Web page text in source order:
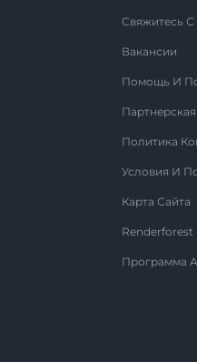
Свяжитесь
Вакансии
Помощь И
Политика
Условия И
Карта Сайта
Renderforest
Программа